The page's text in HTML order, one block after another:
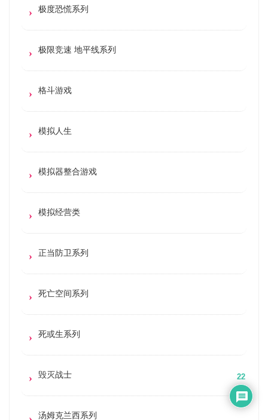
极度恐慌系列
极限竞速 地平线系列
格斗游戏
模拟人生
模拟器整合游戏
模拟经营类
正当防卫系列
死亡空间系列
死或生系列
毁灭战士
汤姆克兰西系列
22